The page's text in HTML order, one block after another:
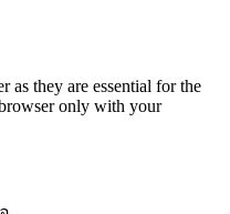
as they are essential for the
only with your